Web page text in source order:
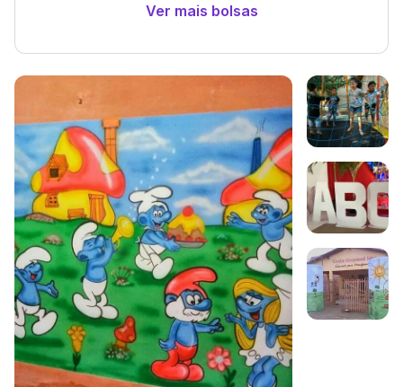
Ver mais bolsas
Galeria de imagem
Imagem 1
Imagem 2